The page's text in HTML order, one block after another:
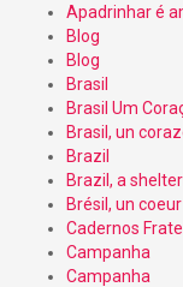
Apadrinhar é
Blog
Blog
Brasil
Brasil Um
Brasil, un
Brazil
Brazil, a
Brésil, un
Cadernos
Campanha
Campanha